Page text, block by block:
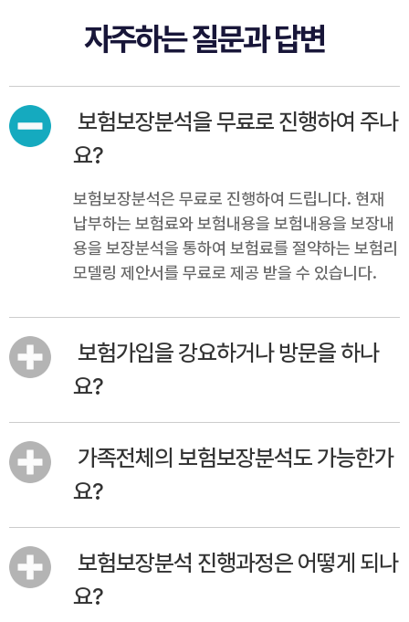
자주하는 질문과 답변
보험보장분석을 무료로 진행하여 주나
요?
보험보장분석은 무료로 진행하여 드립니다. 현재
납부하는 보험료와 보험내용을 보험내용을 보장내
용을 보장분석을 통하여 보험료를 절약하는 보험리
모델링 제안서를 무료로 제공 받을 수 있습니다.
보험가입을 강요하거나 방문을 하나
요?
가족전체의 보험보장분석도 가능한가
요?
보험보장분석 진행과정은 어떻게 되나
요?